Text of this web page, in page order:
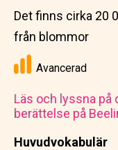
Huvudvokabulär
Det finns cirka 20
från blommor
Avancerad
Läs och lyssna på
berättelse på